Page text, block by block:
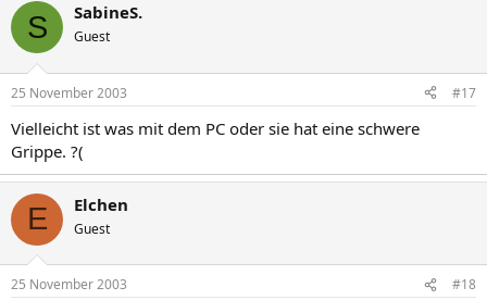
S SabineS.
Guest
25 November 2003 #17
Vielleicht ist was mit dem PC oder sie hat eine schwere
Grippe. ?(
E Elchen
Guest
25 November 2003 #18